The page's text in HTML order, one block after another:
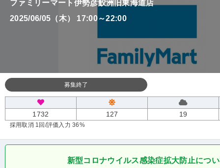
ファミリーマート伊勢彦鮫洲旧東海道店
2025/06/05（木） 17:00～22:00
募集終了
1732 127 19
採用取消 1回 /評価入力 36%
新型コロナウイルス感染症拡大防止につ